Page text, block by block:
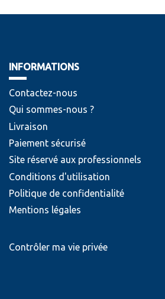
INFORMATIONS
Contactez-nous
Qui sommes-nous ?
Livraison
Paiement sécurisé
Site réservé aux professionnels
Conditions d'utilisation
Politique de confidentialité
Mentions légales
Contrôler ma vie privée